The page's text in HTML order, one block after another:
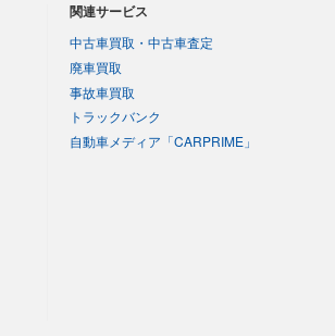
関連サービス
中古車買取・中古車査定
廃車買取
事故車買取
トラックバンク
自動車メディア「CARPRIME」